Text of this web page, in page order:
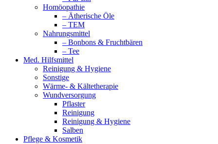
Homöopathie
– Ätherische Öle
– TEM
Nahrungsmittel
– Bonbons & Fruchtbären
– Tee
Med. Hilfsmittel
Reinigung & Hygiene
Sonstige
Wärme- & Kältetherapie
Wundversorgung
Pflaster
Reinigung
Reinigung & Hygiene
Salben
Pflege & Kosmetik